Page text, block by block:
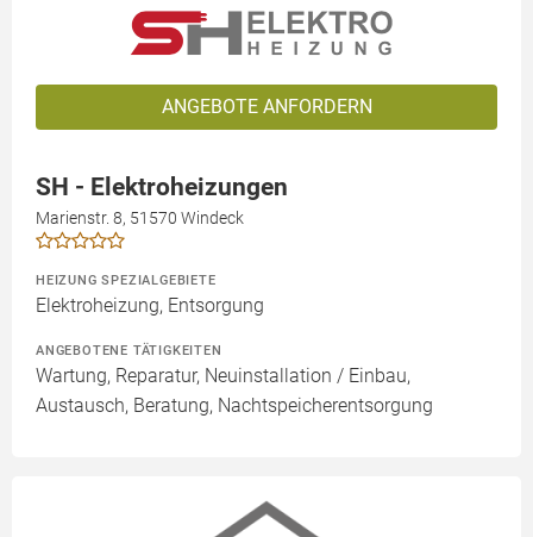
ANGEBOTE ANFORDERN
SH - Elektroheizungen
Marienstr. 8, 51570 Windeck
HEIZUNG SPEZIALGEBIETE
Elektroheizung, Entsorgung
ANGEBOTENE TÄTIGKEITEN
Wartung, Reparatur, Neuinstallation / Einbau,
Austausch, Beratung, Nachtspeicherentsorgung